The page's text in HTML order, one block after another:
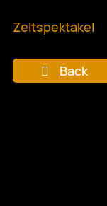
Zeltspektakel
Back